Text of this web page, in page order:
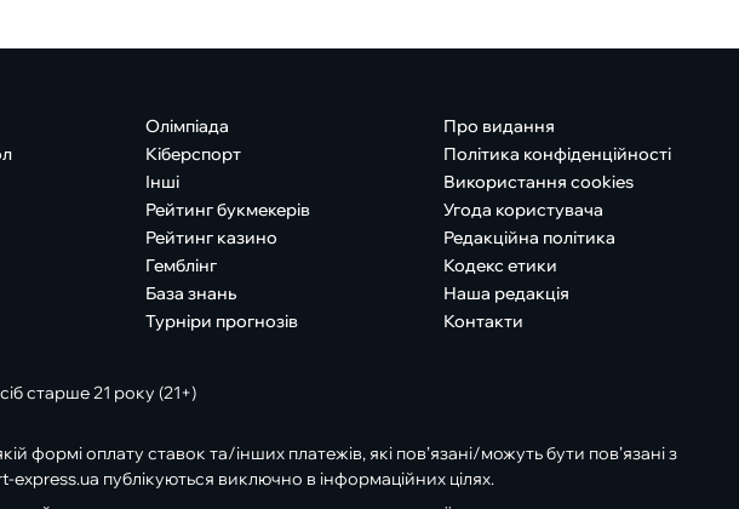
Олімпіада
Кіберспорт
Інші
Рейтинг букмекерів
Рейтинг казино
Гемблінг
База знань
Турніри прогнозів
Про видання
Політика конфіденційності
Використання cookies
Угода користувача
Редакційна політика
Кодекс етики
Наша редакція
Контакти
старше 21 року (21+)
формі оплату ставок та/інших платежів, які пов’язані/можуть бути пов’язані з
публікуються виключно в інформаційних цілях.